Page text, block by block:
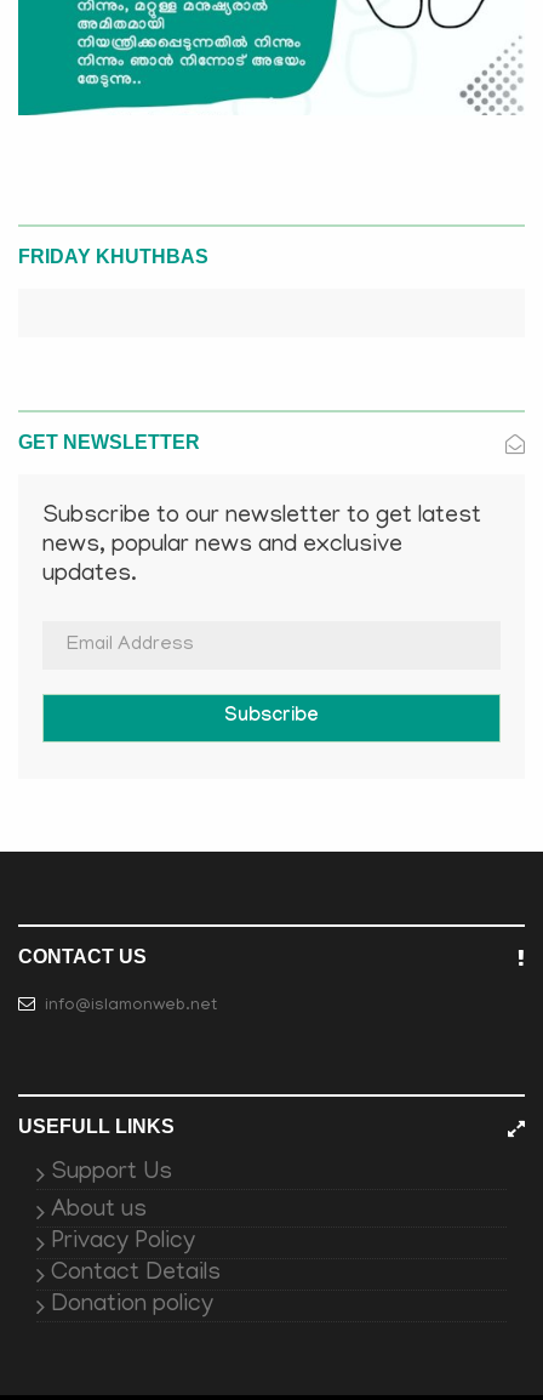
FRIDAY KHUTHBAS
GET NEWSLETTER
Subscribe to our newsletter to get latest
news, popular news and exclusive
updates.
Subscribe
CONTACT US
info@islamonweb.net
USEFULL LINKS
Support Us
About us
Privacy Policy
Contact Details
Donation policy